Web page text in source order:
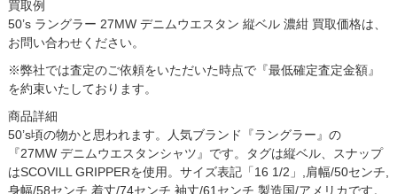
買取例
50’s ラングラー 27MW デニムウエスタン 縦ベル 濃紺 買取価格は、
お問い合わせください。
※弊社では査定のご依頼をいただいた時点で『最低確定査定金額』
を約束いたしております。
商品詳細
50’s頃の物かと思われます。人気ブランド『ラングラー』の
『27MW デニムウエスタンシャツ』です。タグは縦ベル、スナップ
はSCOVILL GRIPPERを使用。サイズ表記「16 1/2」,肩幅/50センチ,
身幅/58センチ,着丈/74センチ,袖丈/61センチ,製造国/アメリカです。